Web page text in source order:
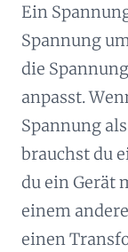
Ein
Spannung
die
anpasst.
Spannung
brauchst du
du ein Gerät
einem
einen